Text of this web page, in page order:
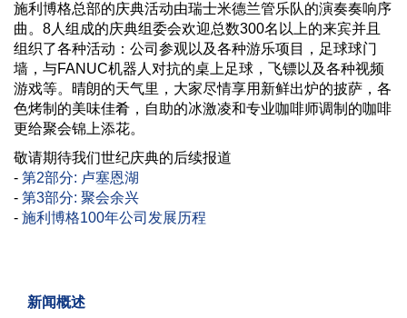
施利博格总部的庆典活动由瑞士米德兰管乐队的演奏奏响序
曲。8人组成的庆典组委会欢迎总数300名以上的来宾并且
组织了各种活动：公司参观以及各种游乐项目，足球球门
墙，与FANUC机器人对抗的桌上足球，飞镖以及各种视频
游戏等。晴朗的天气里，大家尽情享用新鲜出炉的披萨，各
色烤制的美味佳肴，自助的冰激凌和专业咖啡师调制的咖啡
更给聚会锦上添花。
敬请期待我们世纪庆典的后续报道
- 第2部分: 卢塞恩湖
- 第3部分: 聚会余兴
- 施利博格100年公司发展历程
新闻概述